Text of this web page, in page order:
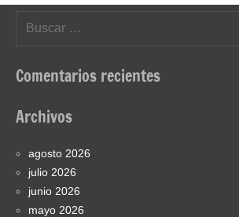
Comentarios recientes
Archivos
agosto 2026
julio 2026
junio 2026
mayo 2026